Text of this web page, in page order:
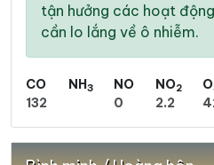
tận hưởng các hoạt
cần lo lắng về ô nhiễm.
CO
132
NH3
NO
0
NO2
2.2
O